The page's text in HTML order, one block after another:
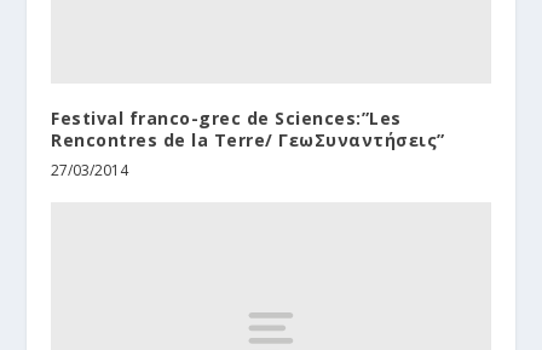
Festival franco-grec de Sciences:”Les
Rencontres de la Terre/ ΓεωΣυναντήσεις”
27/03/2014